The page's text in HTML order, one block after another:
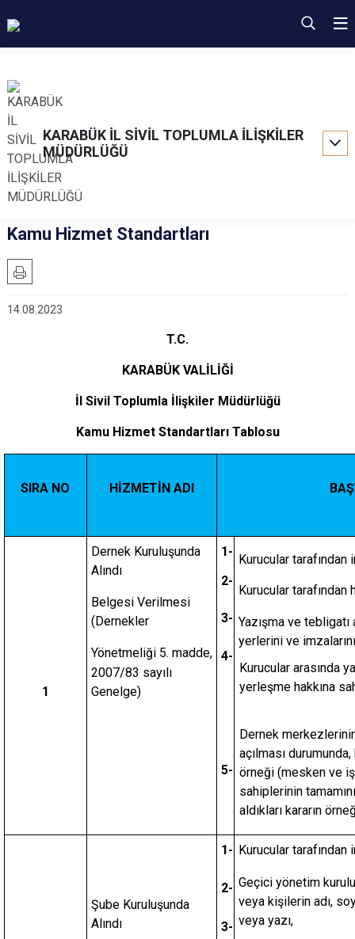
KARABÜK İL SİVİL TOPLUMLA İLİŞKİLER
MÜDÜRLÜĞÜ
Kamu Hizmet Standartları
14.08.2023
T.C.
KARABÜK VALİLİĞİ
İl Sivil Toplumla İlişkiler Müdürlüğü
Kamu Hizmet Standartları Tablosu
SIRA NO HİZMETİN ADI
1
Dernek Kuruluşunda
Alındı
Belgesi Verilmesi
(Dernekler
Yönetmeliği 5. madde,
2007/83 sayılı
Genelge)
1-
2-
3-
4-
Kurucular
Kurucular
Yazışma ve
yerlerini ve
Kurucular arasında
yerleşme hakkına
5-
Dernek
açılması
örneği (mesken ve
sahiplerinin
aldıkları kararın
Şube Kuruluşunda
Alındı
1-
2-
3-
Kurucular
Geçici yönetim
veya kişilerin adı,
veya yazı,